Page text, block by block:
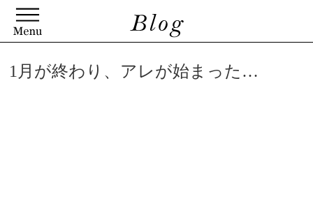
1月が終わり、アレが始まった…